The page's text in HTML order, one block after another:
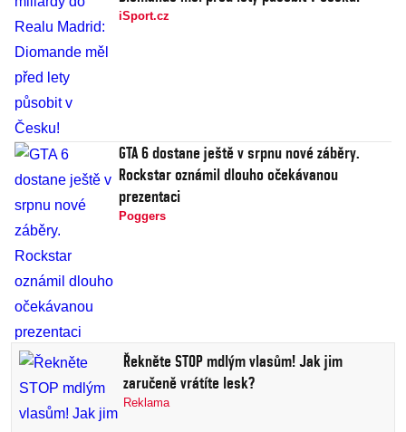
iSport.cz
GTA 6 dostane ještě v srpnu nové záběry.
Rockstar oznámil dlouho očekávanou
prezentaci
Poggers
Řekněte STOP mdlým vlasům! Jak jim
zaručeně vrátíte lesk?
Reklama